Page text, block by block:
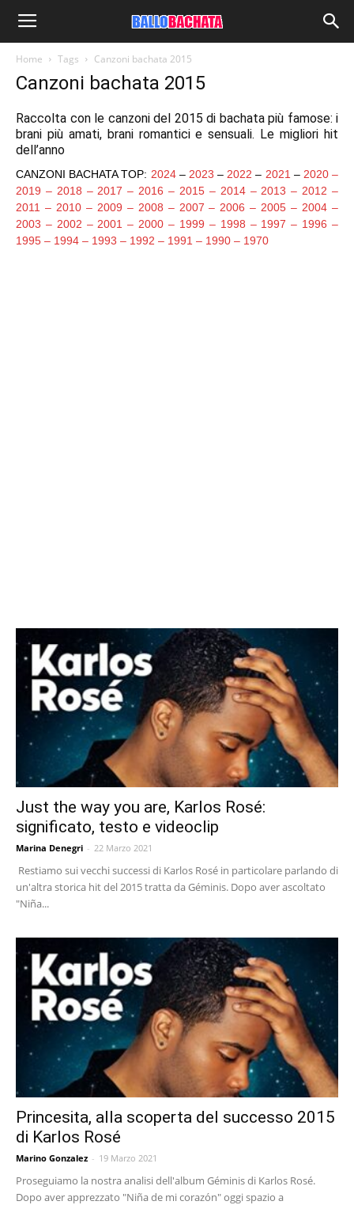
Home Tags Canzoni bachata 2015
Canzoni bachata 2015
Raccolta con le canzoni del 2015 di bachata più famose: i
brani più amati, brani romantici e sensuali. Le migliori hit
dell’anno
CANZONI BACHATA TOP: 2024– 2023 – 2022 – 2021 – 2020–
2019 – 2018 – 2017 – 2016 – 2015– 2014– 2013 – 2012 –
2011 – 2010– 2009 – 2008 – 2007 – 2006 – 2005 – 2004 –
2003 – 2002 – 2001 – 2000 – 1999 – 1998 – 1997 – 1996 –
1995 – 1994 – 1993 – 1992 – 1991 – 1990 – 1970
Just the way you are, Karlos Rosé:
significato, testo e videoclip
Marina Denegri - 22 Marzo 2021
Restiamo sui vecchi successi di Karlos Rosé in particolare parlando di
un'altra storica hit del 2015 tratta da Géminis. Dopo aver ascoltato
"Niña...
Princesita, alla scoperta del successo 2015
di Karlos Rosé
Marino Gonzalez - 19 Marzo 2021
Proseguiamo la nostra analisi dell'album Géminis di Karlos Rosé.
Dopo aver apprezzato "Niña de mi corazón" oggi spazio a